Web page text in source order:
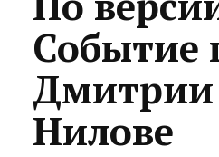
Событие
Дмитрии
Нилове